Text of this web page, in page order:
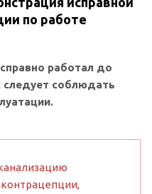
по работе
работал до
соблюдать